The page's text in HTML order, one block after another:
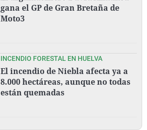
gana el GP de Gran Bretaña de
Moto3
INCENDIO FORESTAL EN HUELVA
El incendio de Niebla afecta ya a
8.000 hectáreas, aunque no todas
están quemadas